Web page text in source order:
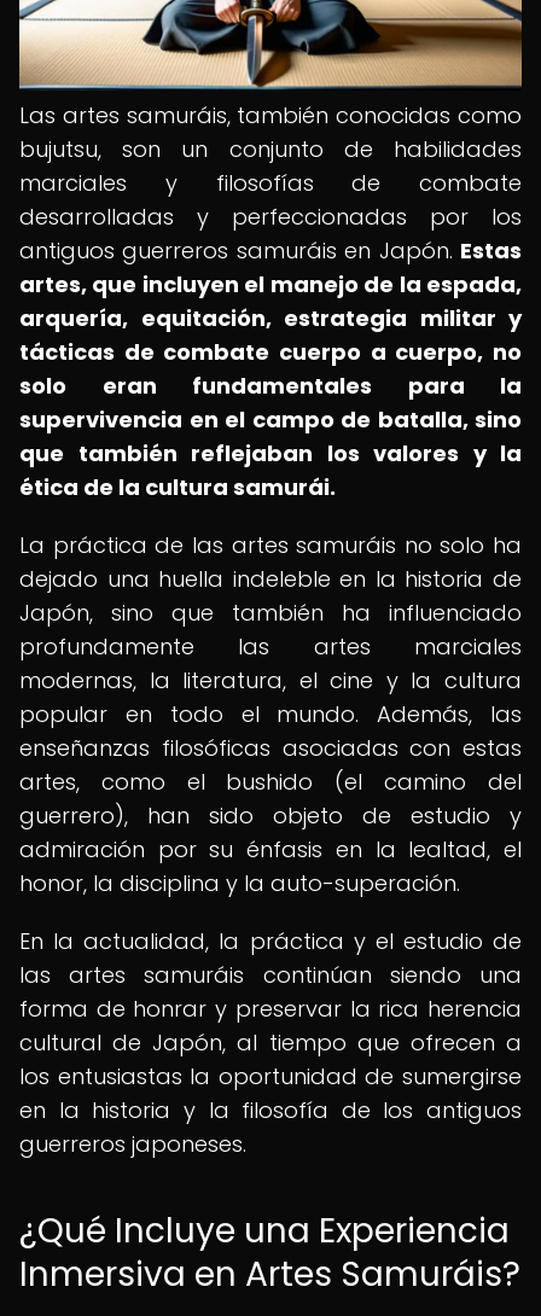
Las artes samuráis, también conocidas como
bujutsu, son un conjunto de habilidades
marciales y filosofías de combate
desarrolladas y perfeccionadas por los
antiguos guerreros samuráis en Japón. Estas
artes, que incluyen el manejo de la espada,
arquería, equitación, estrategia militar y
tácticas de combate cuerpo a cuerpo, no
solo eran fundamentales para la
supervivencia en el campo de batalla, sino
que también reflejaban los valores y la
ética de la cultura samurái.
La práctica de las artes samuráis no solo ha
dejado una huella indeleble en la historia de
Japón, sino que también ha influenciado
profundamente las artes marciales
modernas, la literatura, el cine y la cultura
popular en todo el mundo. Además, las
enseñanzas filosóficas asociadas con estas
artes, como el bushido (el camino del
guerrero), han sido objeto de estudio y
admiración por su énfasis en la lealtad, el
honor, la disciplina y la auto-superación.
En la actualidad, la práctica y el estudio de
las artes samuráis continúan siendo una
forma de honrar y preservar la rica herencia
cultural de Japón, al tiempo que ofrecen a
los entusiastas la oportunidad de sumergirse
en la historia y la filosofía de los antiguos
guerreros japoneses.
¿Qué Incluye una Experiencia
Inmersiva en Artes Samuráis?